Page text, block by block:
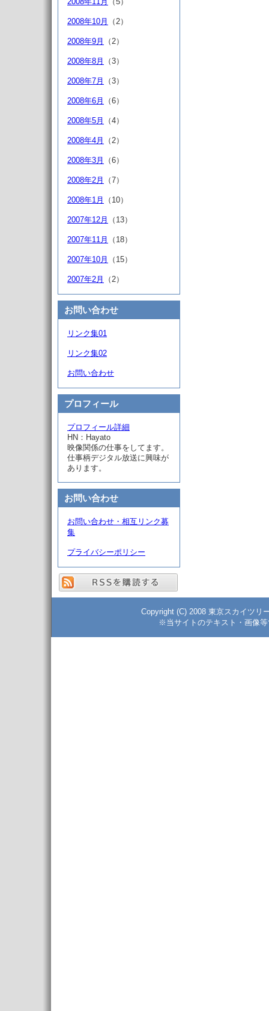
2008年10月 （2）
2008年9月 （2）
2008年8月 （3）
2008年7月 （3）
2008年6月 （6）
2008年5月 （4）
2008年4月 （2）
2008年3月 （6）
2008年2月 （7）
2008年1月 （10）
2007年12月 （13）
2007年11月 （18）
2007年10月 （15）
2007年2月 （2）
お問い合わせ
リンク集01
リンク集02
お問い合わせ
プロフィール
プロフィール詳細
HN：Hayato
映像関係の仕事をしてます。
仕事柄デジタル放送に興味が
あります。
お問い合わせ
お問い合わせ・相互リンク募
集
プライバシーポリシー
Copyright (C) 2008 東京スカイツリ
※当サイトのテキスト・画像